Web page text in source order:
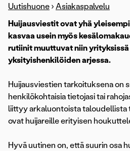
Uutishuone › Asiakaspalvelu
Huijausviestit ovat yhä
kasvaa usein myös
rutiinit muuttuvat niin
yksityishenkilöiden arjessa.
Huijausviestien tarkoituksena on
henkilökohtaisia tietojasi tai
liittyy arkaluontoista taloudellista
ovat huijareille erityisen
Hyvä uutinen on, että suurin osa